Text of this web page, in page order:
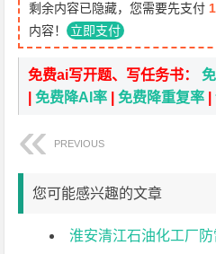
剩余内容已隐藏，您需要先支付
内容！ 立即支付
免费ai写开题、写任务书：
|免费降AI率 |免费降重复率 |
PREVIOUS
您可能感兴趣的文章
淮安清江石油化工厂